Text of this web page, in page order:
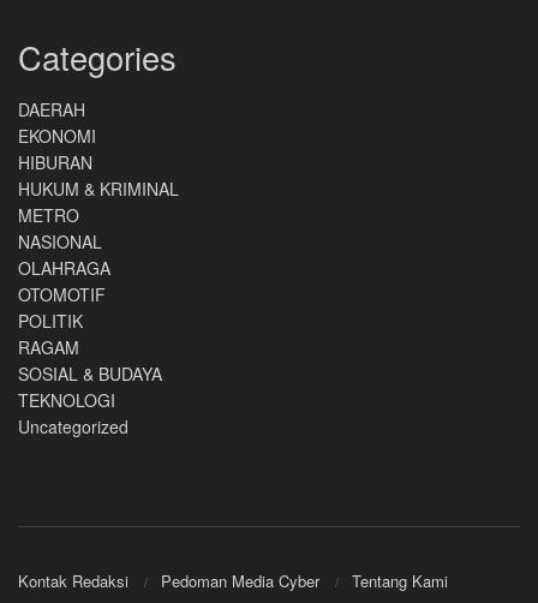
Categories
DAERAH
EKONOMI
HIBURAN
HUKUM & KRIMINAL
METRO
NASIONAL
OLAHRAGA
OTOMOTIF
POLITIK
RAGAM
SOSIAL & BUDAYA
TEKNOLOGI
Uncategorized
Kontak Redaksi Pedoman Media Cyber Tentang Kami